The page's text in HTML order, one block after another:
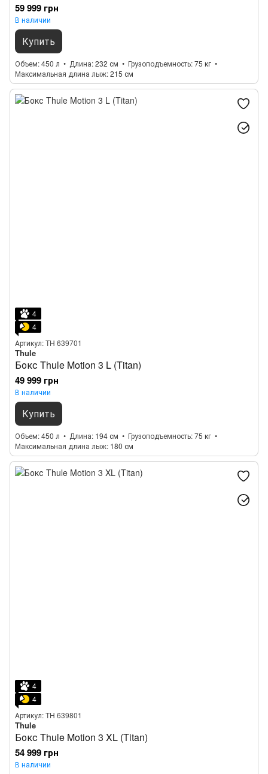
59 999 грн
В наличии
Купить
Объем 450 л Длина 232 см Грузоподъемность 75 кг
Максимальная длина лыж 215 см
4
4
Артикул: TH 639701
Thule
Бокс Thule Motion 3 L (Titan)
49 999 грн
В наличии
Купить
Объем 450 л Длина 194 см Грузоподъемность 75 кг
Максимальная длина лыж 180 см
4
4
Артикул: TH 639801
Thule
Бокс Thule Motion 3 XL (Titan)
54 999 грн
В наличии